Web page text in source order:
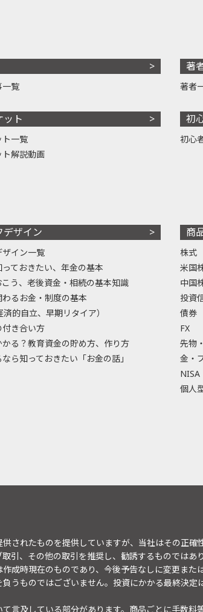
一覧
ット
ト一覧
ト解説動画
著
著者
初
初心
デザイン
ザイン一覧
っておきたい、年金の基本
こう、老後資金・相続の基本知識
るお金・制度の基本
済的自立、早期リタイア）
付き合い方
かる？教育資金の貯め方、作り方
ら知っておきたい「お金の話」
商
株式
米国
中国
投資
債券
FX
先物
金・
NISA
個人
されたものを提供していますが、当社はその正
引、その他の取引を推奨し、勧誘するものでは
成時現在のものであり、今後予告なしに変更また
うものではございません。投資にかかる最終決
言及している部分があります。商品ごとに手数料